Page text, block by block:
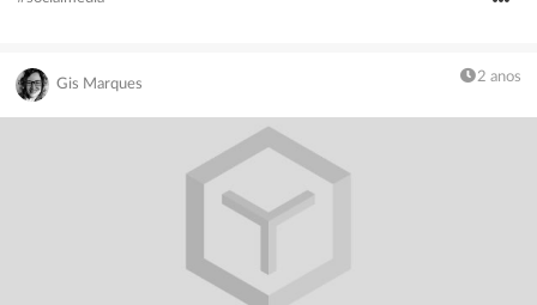
Gis Marques 2 anos